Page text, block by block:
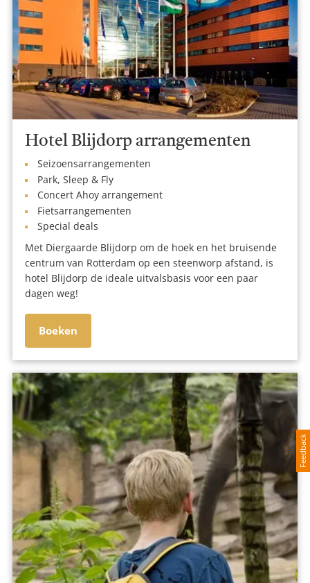
Hotel Blijdorp arrangementen
Seizoensarrangementen
Park, Sleep & Fly
Concert Ahoy arrangement
Fietsarrangementen
Special deals
Met Diergaarde Blijdorp om de hoek en het bruisende
centrum van Rotterdam op een steenworp afstand, is
hotel Blijdorp de ideale uitvalsbasis voor een paar
dagen weg!
Boeken
Feedback